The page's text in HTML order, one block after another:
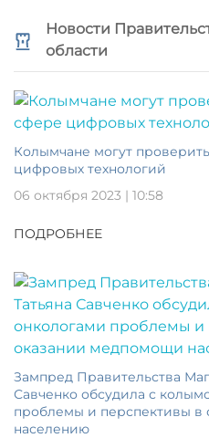
Новости
области
Колымчане могут
цифровых технологий
06 октября 2023 | 10:58
ПОДРОБНЕЕ
Зампред Правительства
Савченко обсудила с
проблемы и перспективы
населению